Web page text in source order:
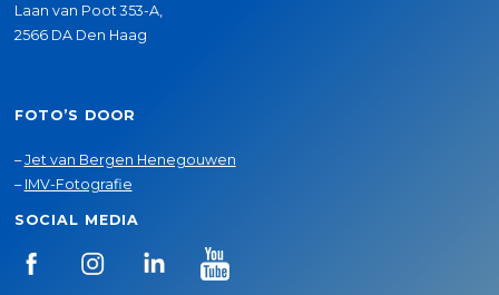
Laan van Poot 353-A,
2566 DA Den Haag
FOTO’S DOOR
–Jet van Bergen Henegouwen
– IMV-Fotografie
SOCIAL MEDIA